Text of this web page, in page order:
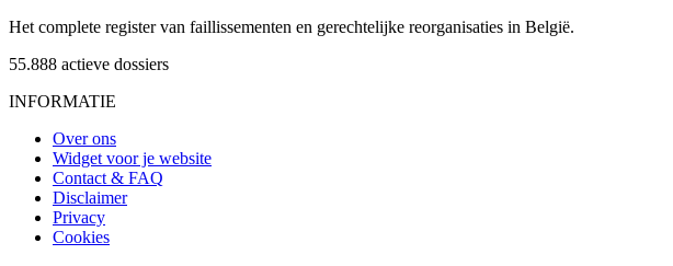
Het complete register van faillissementen en gerechtelijke reorganisaties in België.
55.888 actieve dossiers
INFORMATIE
Over ons
Widget voor je website
Contact & FAQ
Disclaimer
Privacy
Cookies